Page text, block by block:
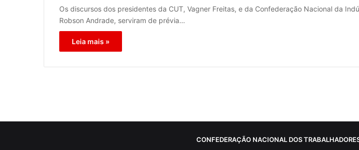
Os discursos dos presidentes da CUT, Vagner Freitas, e da Confederação Nacional da
Robson Andrade, serviram de prévia…
Leia mais »
CONFEDERAÇÃO NACIONAL DOS